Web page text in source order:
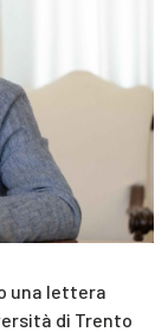
una lettera
di Trento